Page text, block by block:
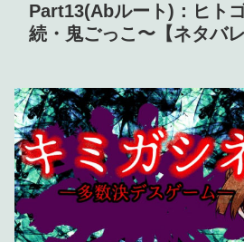
Part13(Abルート)：ヒト
続・鬼ごっこ〜【ネタバレ